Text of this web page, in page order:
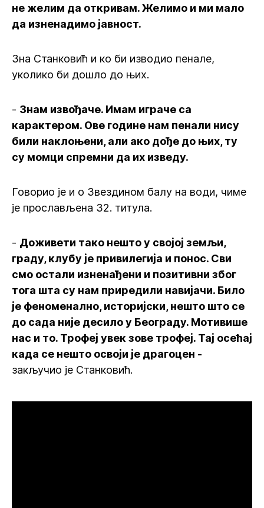
не желим да откривам. Желимо и ми мало
да изненадимо јавност.
Зна Станковић и ко би изводио пенале,
уколико би дошло до њих.
- Знам извођаче. Имам играче са
карактером. Ове године нам пенали нису
били наклоњени, али ако дође до њих, ту
су момци спремни да их изведу.
Говорио је и о Звездином балу на води, чиме
је прослављена 32. титула.
- Доживети тако нешто у својој земљи,
граду, клубу је привилегија и понос. Сви
смо остали изненађени и позитивни због
тога шта су нам приредили навијачи. Било
је феноменално, историјски, нешто што се
до сада није десило у Београду. Мотивише
нас и то. Трофеј увек зове трофеј. Тај осећај
када се нешто освоји је драгоцен -
закључио је Станковић.